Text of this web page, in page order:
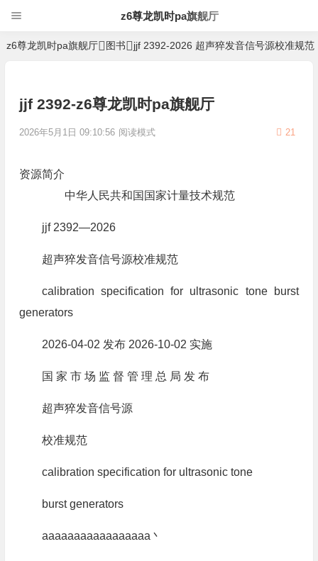
z6尊龙凯时pa旗舰厅
z6尊龙凯时pa旗舰厅 图书 jjf 2392-2026 超声猝发音信号源校准规范
jjf 2392-z6尊龙凯时pa旗舰厅
2026年5月1日 09:10:56 21
阅读模式
资源简介
中华人民共和国国家计量技术规范
jjf 2392—2026
超声猝发音信号源校准规范
calibration specification for ultrasonic tone burst
generators
2026‑04‑02 发布 2026‑10‑02 实施
国 家 市 场 监 督 管 理 总 局 发 布
超声猝发音信号源
校准规范
calibration specification for ultrasonic tone
burst generators
aaaaaaaaaaaaaaaaa丶